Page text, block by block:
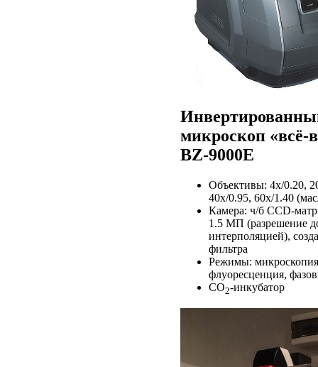
микроскоп «всё-
BZ-9000E
Объективы: 4x/0.20,
40x/0.95, 60x/1.40
Камера: ч/б CCD-
1.5 МП (разрешение
интерполяцией),
фильтра
Режимы: микроскопия
флуоресценция,
CO2-инкубатор